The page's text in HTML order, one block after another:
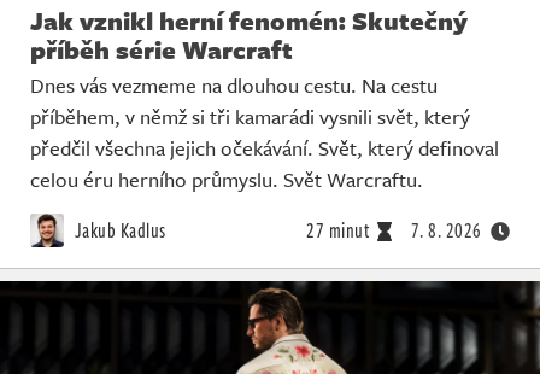
Jak vznikl herní fenomén: Skutečný
příběh série Warcraft
Dnes vás vezmeme na dlouhou cestu. Na cestu
příběhem, v němž si tři kamarádi vysnili svět, který
předčil všechna jejich očekávání. Svět, který definoval
celou éru herního průmyslu. Svět Warcraftu.
Jakub Kadlus 27 minut 7. 8. 2026